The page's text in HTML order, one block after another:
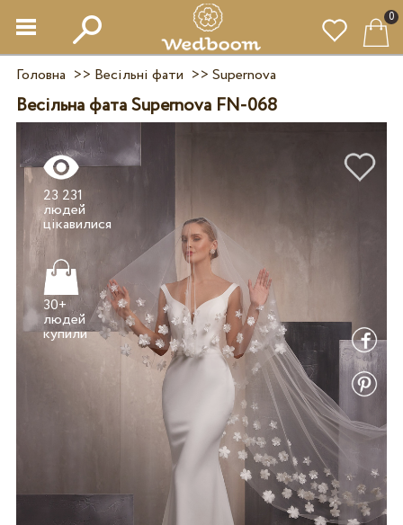
0
Головна >> Весільні фати >> Supernova
Весільна фата Supernova FN-068
23 231
людей
30+
людей
купили